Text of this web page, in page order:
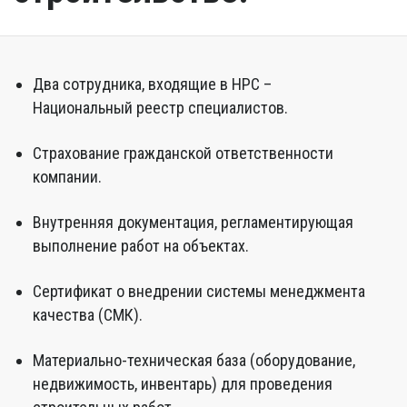
Два сотрудника, входящие в НРС –
Национальный реестр специалистов.
Страхование гражданской ответственности
компании.
Внутренняя документация, регламентирующая
выполнение работ на объектах.
Сертификат о внедрении системы менеджмента
качества (СМК).
Материально-техническая база (оборудование,
недвижимость, инвентарь) для проведения